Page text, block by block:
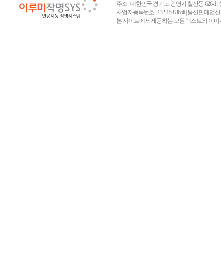
주소 : 대한민국 경기도 광명시 철산동 626-1 |
사업자등록번호 : 132-15-83656 | 통신판매업
본 사이트에서 제공하는 모든 텍스트와 이